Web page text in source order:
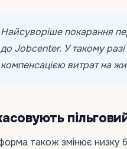
Найсуворіше покарання
до Jobcenter. У такому
компенсацією витрат на
також змінює низку